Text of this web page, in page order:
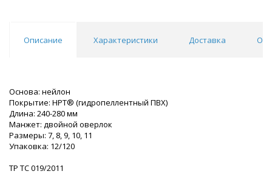
Описание Характеристики Доставка
Основа: нейлон
Покрытие: НРТ® (гидропеллентный ПВХ)
Длина: 240-280 мм
Манжет: двойной оверлок
Размеры: 7, 8, 9, 10, 11
Упаковка: 12/120
ТР ТС 019/2011